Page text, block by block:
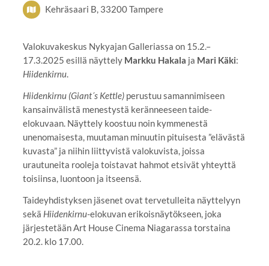
Kehräsaari B, 33200 Tampere
Valokuvakeskus Nykyajan Galleriassa on 15.2.–
17.3.2025 esillä näyttely Markku Hakala ja Mari Käki:
Hiidenkirnu.
Hiidenkirnu (Giant´s Kettle) perustuu samannimiseen
kansainvälistä menestystä keränneeseen taide-
elokuvaan. Näyttely koostuu noin kymmenestä
unenomaisesta, muutaman minuutin pituisesta ”elävästä
kuvasta” ja niihin liittyvistä valokuvista, joissa
urautuneita rooleja toistavat hahmot etsivät yhteyttä
toisiinsa, luontoon ja itseensä.
Taideyhdistyksen jäsenet ovat tervetulleita näyttelyyn
sekä Hiidenkirnu-elokuvan erikoisnäytökseen, joka
järjestetään Art House Cinema Niagarassa torstaina
20.2. klo 17.00.